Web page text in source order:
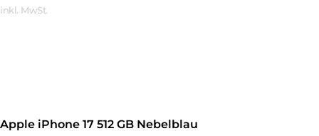
inkl. MwSt.
Apple iPhone 17 512 GB Nebelblau